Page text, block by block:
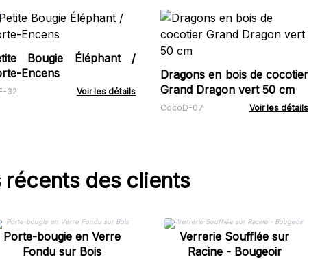
Bougie Éléphant /
Encens
32 Voir les détails
Dragons en bois de cocotier
Grand Dragon vert 50 cm
CocoD-07 Voir les détails
récents des clients
Porte-bougie en Verre
Fondu sur Bois
Verrerie Soufflée sur
Racine - Bougeoir